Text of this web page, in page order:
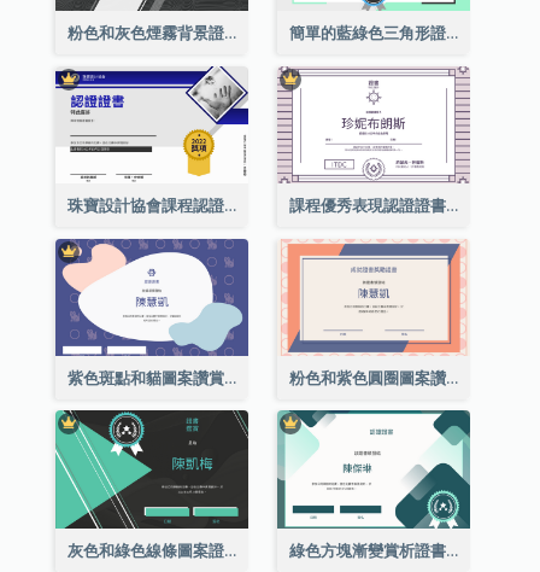
粉色和灰色煙霧背景證書 簡單的藍綠色三角形證書
珠寶設計協會課程認證證書 課程優秀表現認證證書
紫色斑點和貓圖案讚賞證書 粉色和紫色圓圈圖案讚賞證書
灰色和綠色線條圖案證書 綠色方塊漸變賞析證書